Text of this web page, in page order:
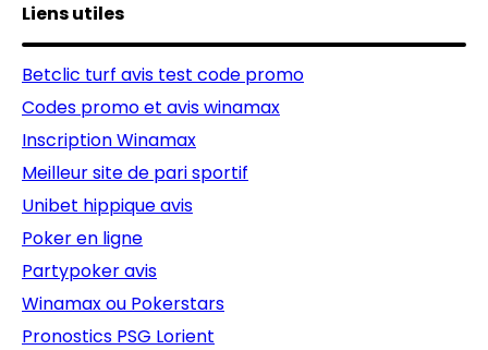
Liens utiles
Betclic turf avis test code promo
Codes promo et avis winamax
Inscription Winamax
Meilleur site de pari sportif
Unibet hippique avis
Poker en ligne
Partypoker avis
Winamax ou Pokerstars
Pronostics PSG Lorient